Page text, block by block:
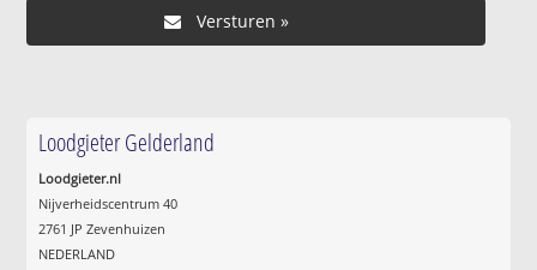
Loodgieter Gelderland
Loodgieter.nl
Nijverheidscentrum 40
2761 JP Zevenhuizen
NEDERLAND